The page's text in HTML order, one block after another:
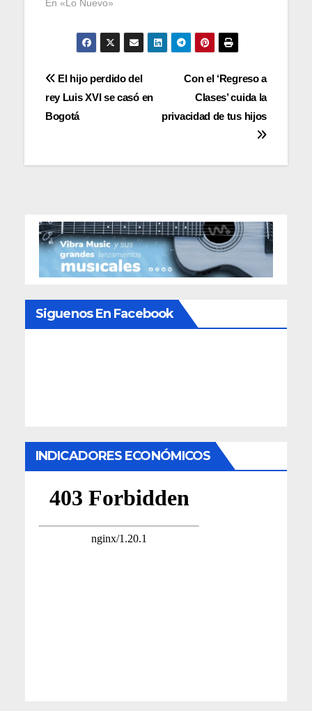
En «Lo Nuevo»
Navegación
de
Con el ‘Regreso a
Clases’ cuida la
privacidad de tus hijos
El hijo perdido del
rey Luis XVI se casó en
Bogotá
Siguenos En Facebook
INDICADORES ECONÓMICOS